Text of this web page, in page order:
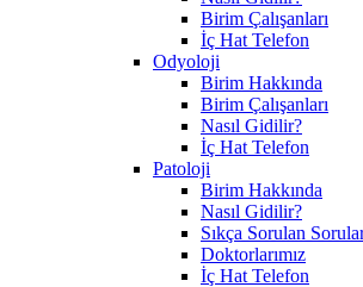
Birim Çalışanları
İç Hat Telefon
Odyoloji
Birim Hakkında
Birim Çalışanları
Nasıl Gidilir?
İç Hat Telefon
Patoloji
Birim Hakkında
Nasıl Gidilir?
Sıkça Sorulan
Doktorlarımız
İç Hat Telefon